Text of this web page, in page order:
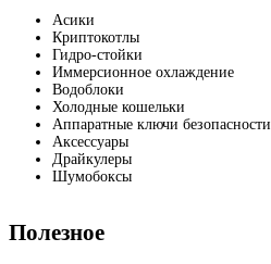
Асики
Криптокотлы
Гидро-стойки
Иммерсионное охлаждение
Водоблоки
Холодные кошельки
Аппаратные ключи безопасности
Аксессуары
Драйкулеры
Шумобоксы
Полезное